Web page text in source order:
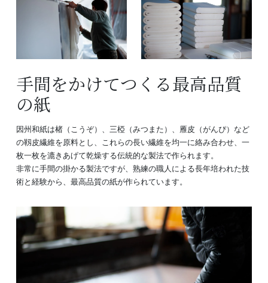
手間をかけてつくる最高品質
の紙
因州和紙は楮（こうぞ）、三椏（みつまた）、雁皮（がんぴ）など
の靱皮繊維を原料とし、これらの長い繊維を均一に絡み合わせ、一
枚一枚を漉きあげて乾燥する伝統的な製法で作られます。
非常に手間の掛かる製法ですが、熟練の職人による長年培われた技
術と経験から、最高品質の紙が作られています。